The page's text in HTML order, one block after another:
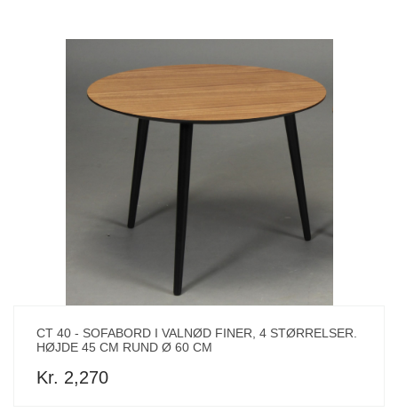
CT 40 - SOFABORD I VALNØD FINER, 4 STØRRELSER.
HØJDE 45 CM RUND Ø 60 CM
Kr. 2,270